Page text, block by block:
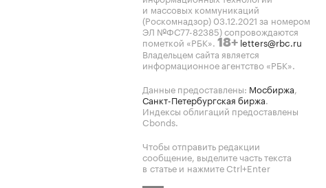
и массовых коммуникаций
(Роскомнадзор) 03.12.2021 за номером
ЭЛ №ФС77-82385) сопровождаются
пометкой «РБК». 18+ letters@rbc.ru
Владельцем сайта является
информационное агентство «РБК».
Данные предоставлены: Мосбиржа,
Санкт-Петербургская биржа.
Индексы облигаций предоставлены
Cbonds.
Чтобы отправить редакции
сообщение, выделите часть текста
в статье и нажмите Ctrl+Enter